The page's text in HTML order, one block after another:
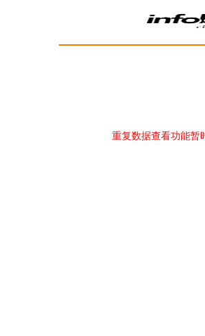
重复数据查看功能暂